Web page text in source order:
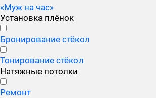
«Муж на час»
Установка плёнок
Бронирование стёкол
Тонирование стёкол
Натяжные потолки
Ремонт